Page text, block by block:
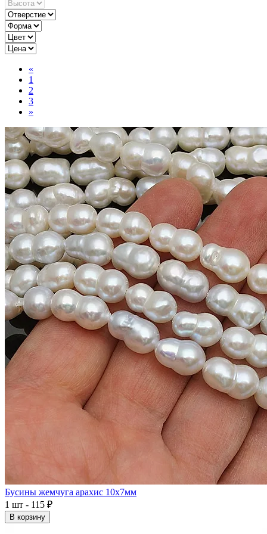
«
1
2
3
»
Бусины жемчуга арахис 10x7мм
1 шт - 115 ₽
В корзину